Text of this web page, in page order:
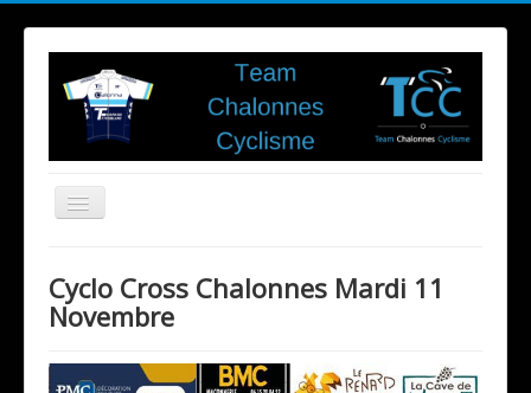
Toggle
Navigation
Club
Evénements du Club
Adhésion
Ecole de vélo
Cyclo Cross Chalonnes Mardi 11
Novembre